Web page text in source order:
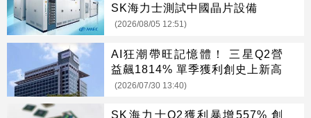
SK海力士測試中國晶片設備
(2026/08/05 12:51)
AI狂潮帶旺記憶體！ 三星Q2營
益飆1814% 單季獲利創史上新高
(2026/07/30 13:40)
SK海力士Q2獲利暴增557% 創